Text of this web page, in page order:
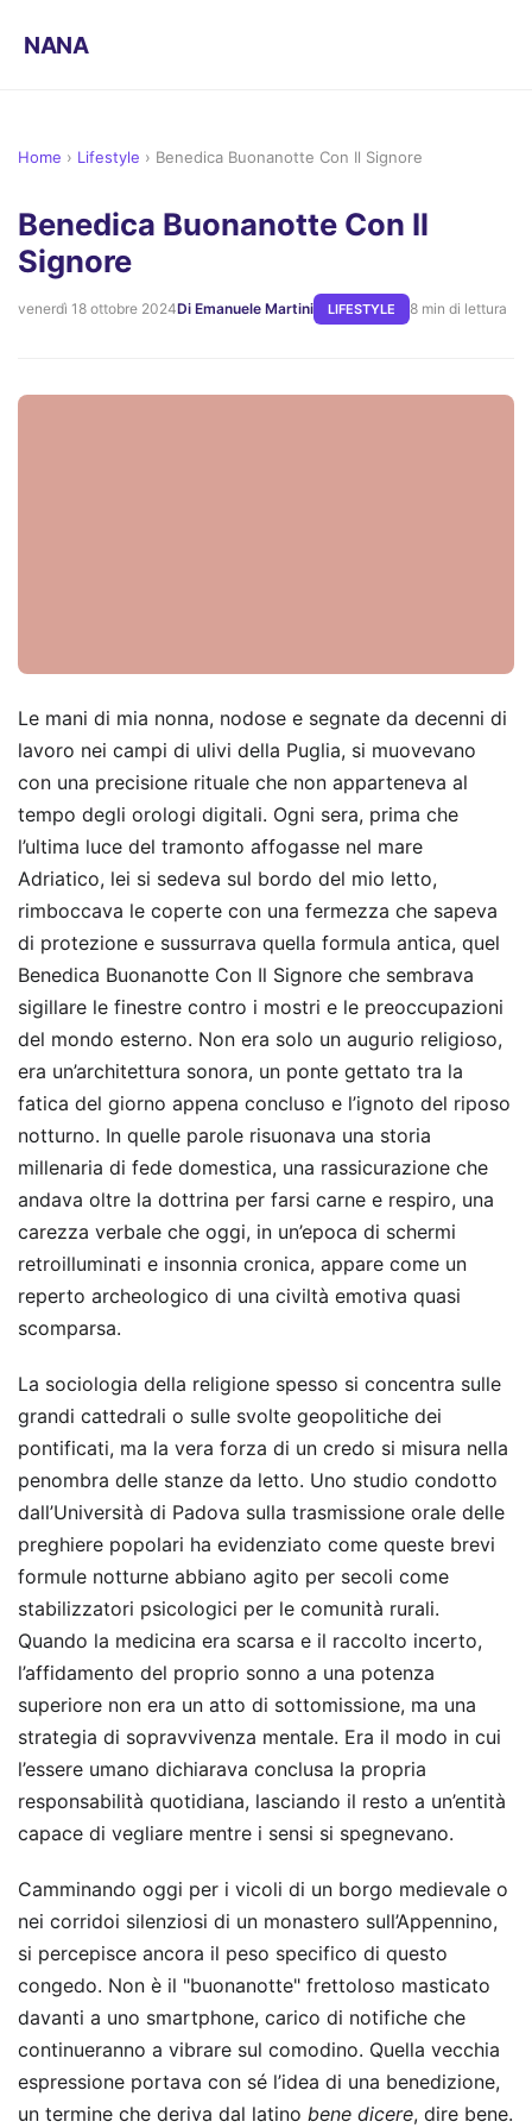
NANA
Home › Lifestyle › Benedica Buonanotte Con Il Signore
Benedica Buonanotte Con Il
Signore
venerdì 18 ottobre 2024Di Emanuele Martini LIFESTYLE 8 min di lettura
Le mani di mia nonna, nodose e segnate da decenni di
lavoro nei campi di ulivi della Puglia, si muovevano
con una precisione rituale che non apparteneva al
tempo degli orologi digitali. Ogni sera, prima che
l’ultima luce del tramonto affogasse nel mare
Adriatico, lei si sedeva sul bordo del mio letto,
rimboccava le coperte con una fermezza che sapeva
di protezione e sussurrava quella formula antica, quel
Benedica Buonanotte Con Il Signore che sembrava
sigillare le finestre contro i mostri e le preoccupazioni
del mondo esterno. Non era solo un augurio religioso,
era un’architettura sonora, un ponte gettato tra la
fatica del giorno appena concluso e l’ignoto del riposo
notturno. In quelle parole risuonava una storia
millenaria di fede domestica, una rassicurazione che
andava oltre la dottrina per farsi carne e respiro, una
carezza verbale che oggi, in un’epoca di schermi
retroilluminati e insonnia cronica, appare come un
reperto archeologico di una civiltà emotiva quasi
scomparsa.
La sociologia della religione spesso si concentra sulle
grandi cattedrali o sulle svolte geopolitiche dei
pontificati, ma la vera forza di un credo si misura nella
penombra delle stanze da letto. Uno studio condotto
dall’Università di Padova sulla trasmissione orale delle
preghiere popolari ha evidenziato come queste brevi
formule notturne abbiano agito per secoli come
stabilizzatori psicologici per le comunità rurali.
Quando la medicina era scarsa e il raccolto incerto,
l’affidamento del proprio sonno a una potenza
superiore non era un atto di sottomissione, ma una
strategia di sopravvivenza mentale. Era il modo in cui
l’essere umano dichiarava conclusa la propria
responsabilità quotidiana, lasciando il resto a un’entità
capace di vegliare mentre i sensi si spegnevano.
Camminando oggi per i vicoli di un borgo medievale o
nei corridoi silenziosi di un monastero sull’Appennino,
si percepisce ancora il peso specifico di questo
congedo. Non è il "buonanotte" frettoloso masticato
davanti a uno smartphone, carico di notifiche che
continueranno a vibrare sul comodino. Quella vecchia
espressione portava con sé l’idea di una benedizione,
un termine che deriva dal latino bene dicere, dire bene.